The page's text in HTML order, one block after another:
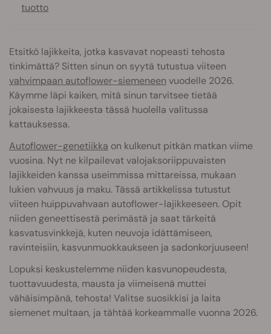
tuotto
Etsitkö lajikkeita, jotka kasvavat nopeasti tehosta
tinkimättä? Sitten sinun on syytä tutustua viiteen
vahvimpaan autoflower-siemeneen vuodelle 2026.
Käymme läpi kaiken, mitä sinun tarvitsee tietää
jokaisesta lajikkeesta tässä huolella valitussa
kattauksessa.
Autoflower-genetiikka on kulkenut pitkän matkan viime
vuosina. Nyt ne kilpailevat valojaksoriippuvaisten
lajikkeiden kanssa useimmissa mittareissa, mukaan
lukien vahvuus ja maku. Tässä artikkelissa tutustut
viiteen huippuvahvaan autoflower-lajikkeeseen. Opit
niiden geneettisestä perimästä ja saat tärkeitä
kasvatusvinkkejä, kuten neuvoja idättämiseen,
ravinteisiin, kasvunmuokkaukseen ja sadonkorjuuseen!
Lopuksi keskustelemme niiden kasvunopeudesta,
tuottavuudesta, mausta ja viimeisenä muttei
vähäisimpänä, tehosta! Valitse suosikkisi ja laita
siemenet multaan, ja tähtää korkeammalle vuonna 2026.